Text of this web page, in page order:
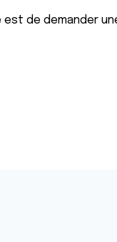
est de demander